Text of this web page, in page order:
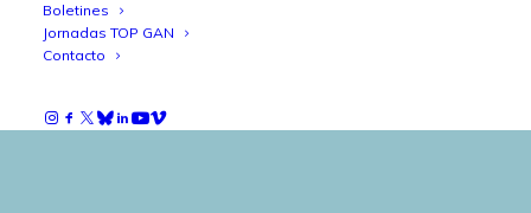
Boletines
Jornadas TOP GAN
Contacto